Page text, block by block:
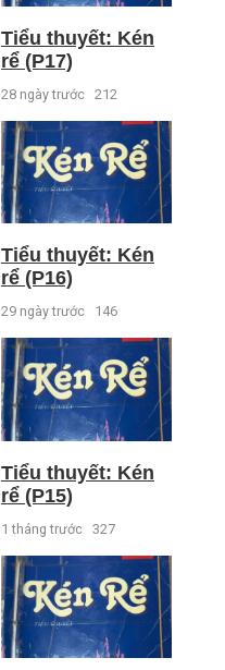
Tiểu thuyết: Kén
rể (P17)
28 ngày trước 212
Tiểu thuyết: Kén
rể (P16)
29 ngày trước 146
Tiểu thuyết: Kén
rể (P15)
1 tháng trước 327